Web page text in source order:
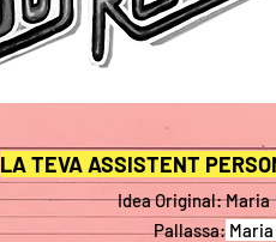
LA TEVA ASSISTENT
Idea Original: Maria
Pallassa: